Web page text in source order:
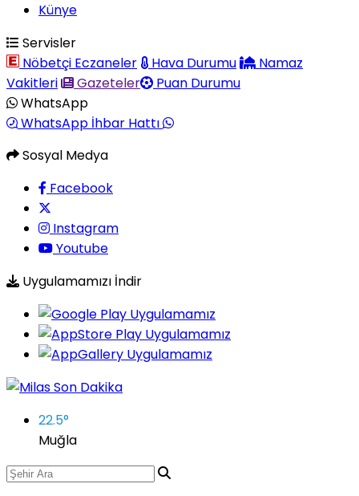
Künye
Servisler
Nöbetçi Eczaneler
Hava Durumu
Namaz
Vakitleri
Gazeteler
Puan Durumu
WhatsApp
WhatsApp İhbar Hattı
Sosyal Medya
Facebook
Instagram
Youtube
Uygulamamızı İndir
22.5°
Muğla